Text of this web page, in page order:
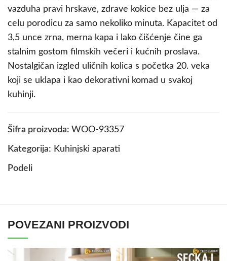
vazduha pravi hrskave, zdrave kokice bez ulja — za
celu porodicu za samo nekoliko minuta. Kapacitet od
3,5 unce zrna, merna kapa i lako čišćenje čine ga
stalnim gostom filmskih večeri i kućnih proslava.
Nostalgičan izgled uličnih kolica s početka 20. veka
koji se uklapa i kao dekorativni komad u svakoj
kuhinji.
Šifra proizvoda: WOO-93357
Kategorija: Kuhinjski aparati
Podeli
POVEZANI PROIZVODI